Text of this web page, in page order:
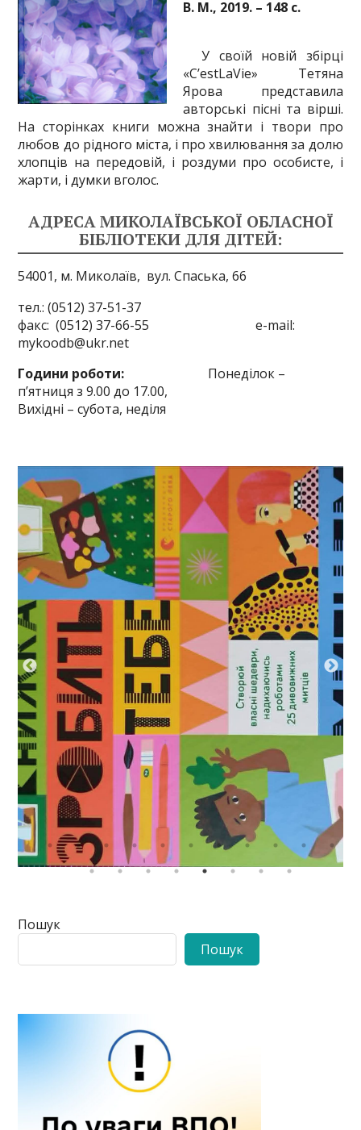
В. М., 2019. – 148 с.
У своїй новій збірці
«C’estLaVie» Тетяна
Ярова представила
авторські пісні та вірші.
На сторінках книги можна знайти і твори про
любов до рідного міста, і про хвилювання за долю
хлопців на передовій, і роздуми про особисте, і
жарти, і думки вголос.
АДРЕСА МИКОЛАЇВСЬКОЇ ОБЛАСНОЇ
БІБЛІОТЕКИ ДЛЯ ДІТЕЙ:
54001, м. Миколаїв, вул. Спаська, 66
тел.: (0512) 37-51-37
факс: (0512) 37-66-55 e-mail:
mykoodb@ukr.net
Години роботи: Понеділок –
п’ятниця з 9.00 до 17.00,
Вихідні – субота, неділя
Пошук
Пошук